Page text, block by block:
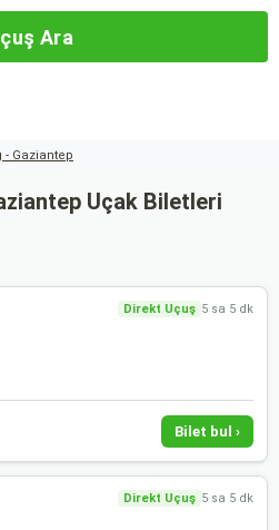
Ara
- Gaziantep
Uçak Biletleri
Direkt Uçuş 5 sa 5 dk
Bilet bul ›
Direkt Uçuş 5 sa 5 dk